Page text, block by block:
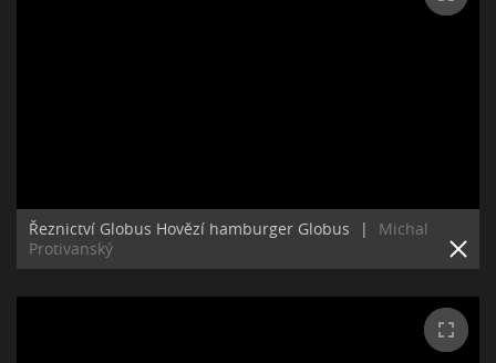
Řeznictví Globus Hovězí hamburger Globus |
Michal
Protivanský